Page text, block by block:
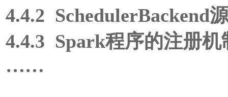
4.4.2 SchedulerBackend
4.4.3 Spark程序的注册机
……